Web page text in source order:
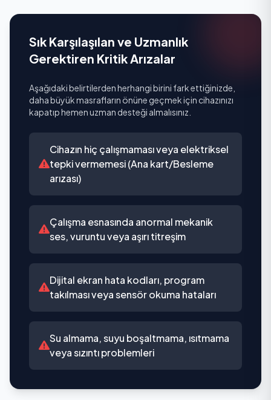
Sık Karşılaşılan ve Uzmanlık
Gerektiren Kritik Arızalar
Aşağıdaki belirtilerden herhangi birini fark ettiğinizde,
daha büyük masrafların önüne geçmek için cihazınızı
kapatıp hemen uzman desteği almalısınız.
Cihazın hiç çalışmaması veya elektriksel
tepki vermemesi (Ana kart/Besleme
arızası)
Çalışma esnasında anormal mekanik
ses, vuruntu veya aşırı titreşim
Dijital ekran hata kodları, program
takılması veya sensör okuma hataları
Su almama, suyu boşaltmama, ısıtmama
veya sızıntı problemleri